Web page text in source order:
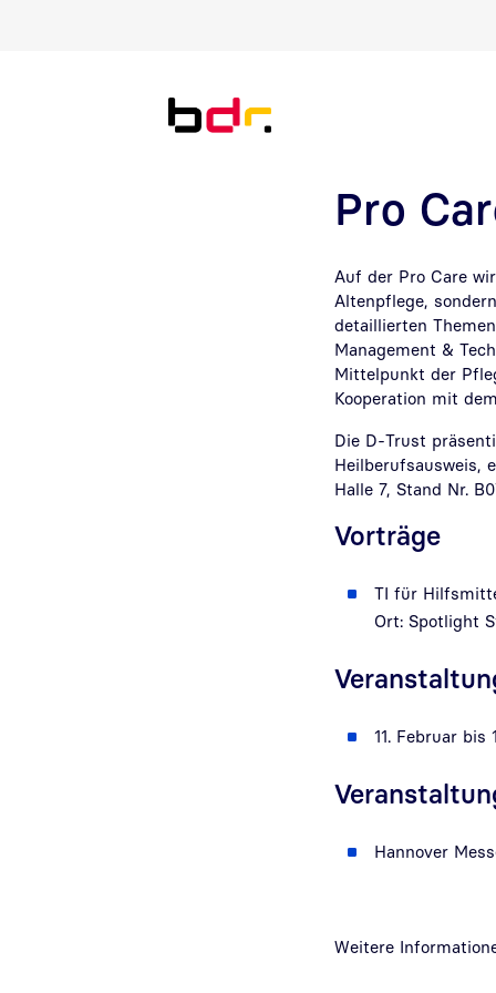
Pro
Auf der Pro Care
Altenpflege,
detaillierten
Management &
Mittelpunkt der
Kooperation mit
Die D-Trust
Heilberufsausweis,
Halle 7, Stand Nr.
Vorträge
TI für
Ort: Spotlight
11. Februar bis
Hannover
Weitere